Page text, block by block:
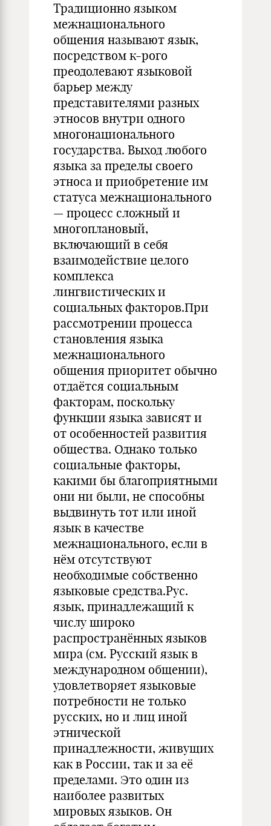
Традиционно языком
межнационального
общения называют язык,
посредством к-рого
преодолевают языковой
барьер между
представителями разных
этносов внутри одного
многонационального
государства. Выход любого
языка за пределы своего
этноса и приобретение им
статуса межнационального
— процесс сложный и
многоплановый,
включающий в себя
взаимодействие целого
комплекса
лингвистических и
социальных факторов.При
рассмотрении процесса
становления языка
межнационального
общения приоритет обычно
отдаётся социальным
факторам, поскольку
функции языка зависят и
от особенностей развития
общества. Однако только
социальные факторы,
какими бы благоприятными
они ни были, не способны
выдвинуть тот или иной
язык в качестве
межнационального, если в
нём отсутствуют
необходимые собственно
языковые средства.Рус.
язык, принадлежащий к
числу широко
распространённых языков
мира (см. Русский язык в
международном общении),
удовлетворяет языковые
потребности не только
русских, но и лиц иной
этнической
принадлежности, живущих
как в России, так и за её
пределами. Это один из
наиболее развитых
мировых языков. Он